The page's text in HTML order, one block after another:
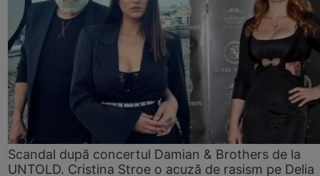
Scandal după concertul Damian & Brothers de la
UNTOLD. Cristina Stroe o acuză de rasism pe Delia